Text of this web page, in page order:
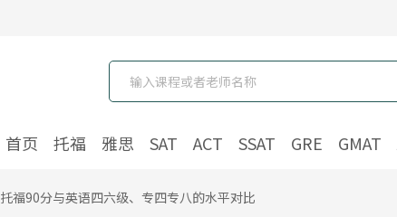
首页 托福 雅思 SAT ACT SSAT GRE GMAT
托福90分与英语四六级、专四专八的水平对比